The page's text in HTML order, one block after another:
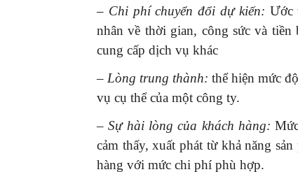
– Chi phí chuyển đổi dự kiến: Ước
nhân về thời gian, công sức và tiền
cung cấp dịch vụ khác
– Lòng trung thành: thể hiện mức
vụ cụ thể của một công ty.
– Sự hài lòng của khách hàng:
cảm thấy, xuất phát từ khả năng
hàng với mức chi phí phù hợp.